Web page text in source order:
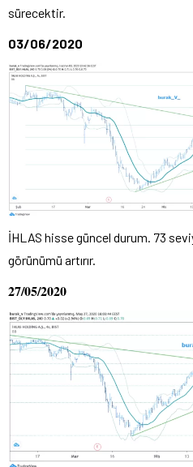
sürecektir.
03/06/2020
İHLAS hisse güncel durum. 73
görünümü artırır.
27/05/2020